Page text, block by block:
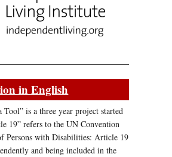
in English
Tool” is a three year project started
19” refers to the UN Convention
Persons with Disabilities: Article 19
and being included in the